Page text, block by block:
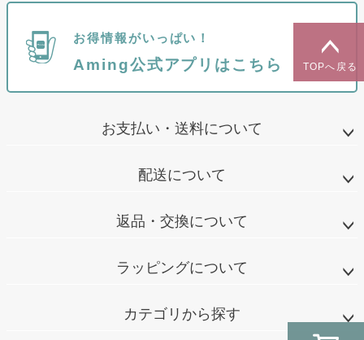
TOPへ戻る
お得情報がいっぱい！
Aming公式アプリはこちら
お支払い・送料について
配送について
返品・交換について
ラッピングについて
カテゴリから探す